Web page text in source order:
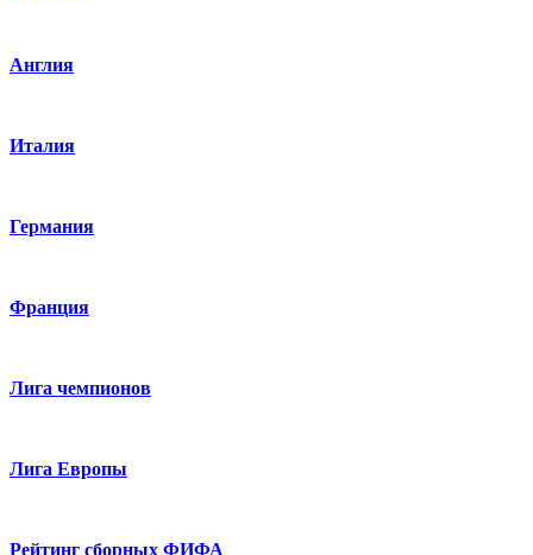
Англия
Италия
Германия
Франция
Лига чемпионов
Лига Европы
Рейтинг сборных ФИФА